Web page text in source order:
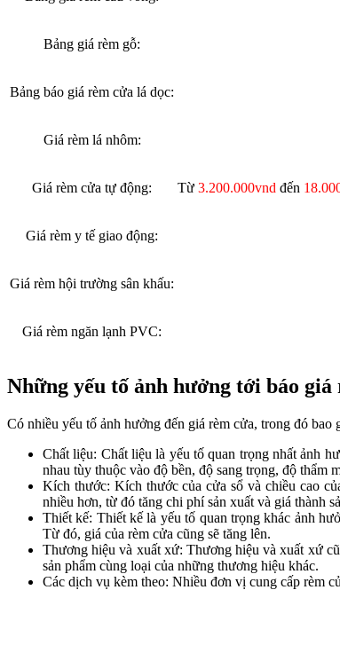
Bảng giá rèm gỗ:
Bảng báo giá rèm cửa lá dọc:
Giá rèm lá nhôm:
Giá rèm cửa tự động: Từ 3.200.000vnd đến
Giá rèm y tế giao động:
Giá rèm hội trường sân khấu:
Giá rèm ngăn lạnh PVC:
Những yếu tố ảnh hưởng tới báo giá
Có nhiều yếu tố ảnh hưởng đến giá rèm cửa, trong đó bao
Chất liệu: Chất liệu là yếu tố quan trọng nhất ảnh
nhau tùy thuộc vào độ bền, độ sang trọng, độ thẩm
Kích thước: Kích thước của cửa sổ và chiều cao
nhiều hơn, từ đó tăng chi phí sản xuất và giá thành
Thiết kế: Thiết kế là yếu tố quan trọng khác ảnh
Từ đó, giá của rèm cửa cũng sẽ tăng lên.
Thương hiệu và xuất xứ: Thương hiệu và xuất xứ
sản phẩm cùng loại của những thương hiệu khác.
Các dịch vụ kèm theo: Nhiều đơn vị cung cấp rèm